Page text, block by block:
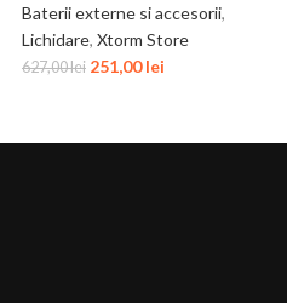
Baterii externe si accesorii,
Lichidare, Xtorm Store
627,00lei 251,00lei